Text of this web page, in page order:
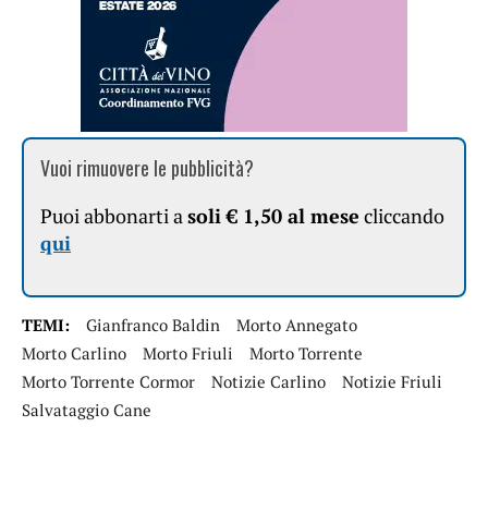
Vuoi rimuovere le pubblicità?
Puoi abbonarti asoli € 1,50 al mese cliccando
qui
TEMI: Gianfranco Baldin
Morto Annegato
Morto Carlino
Morto Friuli
Morto Torrente
Morto Torrente Cormor
Notizie Carlino
Notizie Friuli
Salvataggio Cane